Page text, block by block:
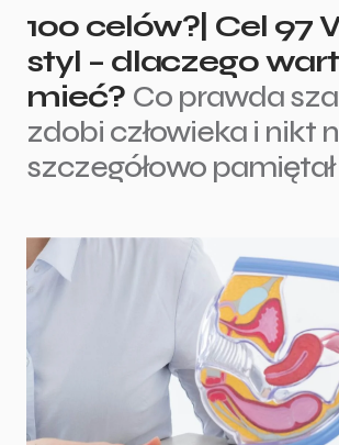
100 celów?| Cel 97
styl – dlaczego
mieć? Co prawda
zdobi człowieka i nikt
szczegółowo